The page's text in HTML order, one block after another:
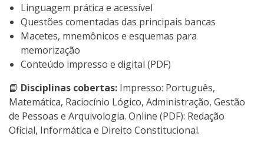
Linguagem prática e acessível
Questões comentadas das principais bancas
Macetes, mnemônicos e esquemas para
memorização
Conteúdo impresso e digital (PDF)
📘 Disciplinas cobertas: Impresso: Português,
Matemática, Raciocínio Lógico, Administração, Gestão
de Pessoas e Arquivologia. Online (PDF): Redação
Oficial, Informática e Direito Constitucional.